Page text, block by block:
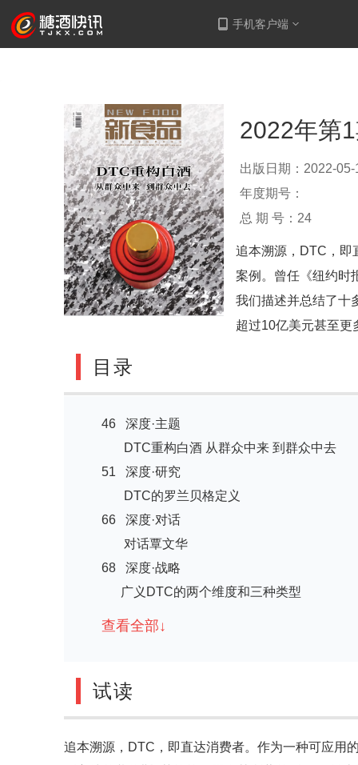
手机客户端
2022年第
出版日期：2022-05-
年度期号：
总 期 号：24
追本溯源，DTC，即
案例。曾任《纽约时
我们描述并总结了十
超过10亿美元甚至更
目录
46 深度·主题
DTC重构白酒 从群众中来 到群众中去
51 深度·研究
DTC的罗兰贝格定义
66 深度·对话
对话覃文华
68 深度·战略
广义DTC的两个维度和三种类型
80 深度·创新
查看全部↓
试读
追本溯源，DTC，即直达消费者。作为一种可应用